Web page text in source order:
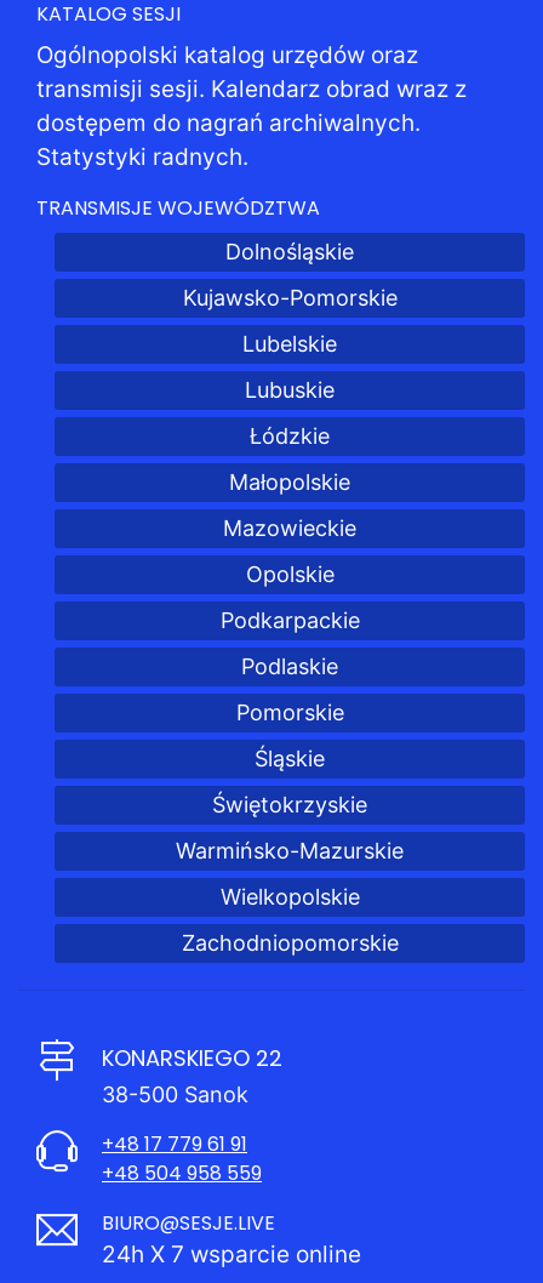
KATALOG SESJI
Ogólnopolski katalog urzędów oraz
transmisji sesji. Kalendarz obrad wraz z
dostępem do nagrań archiwalnych.
Statystyki radnych.
TRANSMISJE WOJEWÓDZTWA
Dolnośląskie
Kujawsko-Pomorskie
Lubelskie
Lubuskie
Łódzkie
Małopolskie
Mazowieckie
Opolskie
Podkarpackie
Podlaskie
Pomorskie
Śląskie
Świętokrzyskie
Warmińsko-Mazurskie
Wielkopolskie
Zachodniopomorskie
KONARSKIEGO 22
38-500 Sanok
+48 17 779 61 91
+48 504 958 559
BIURO@SESJE.LIVE
24h X 7 wsparcie online